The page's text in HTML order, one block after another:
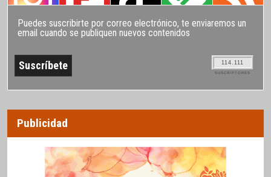
Puedes suscribirte por correo electrónico, te enviaremos un
email cuando se publiquen nuevos contenidos
114.111
SUSCRIPTORES
Publicidad